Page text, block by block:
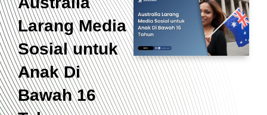
Larang Media
Sosial untuk
Anak Di
Bawah 16